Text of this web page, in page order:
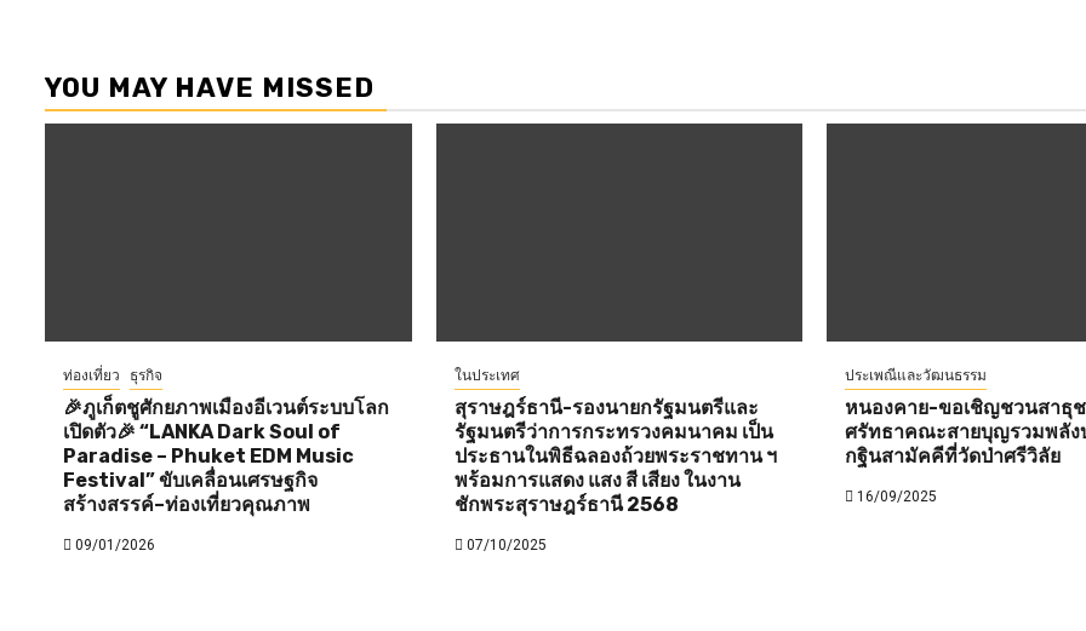
YOU MAY HAVE MISSED
ท่องเที่ยว ธุรกิจ
🎉ภูเก็ตชูศักยภาพเมืองอีเวนต์ระบบโลก
เปิดตัว🎉 “LANKA Dark Soul of
Paradise – Phuket EDM Music
Festival” ขับเคลื่อนเศรษฐกิจ
สร้างสรรค์–ท่องเที่ยวคุณภาพ
09/01/2026
ในประเทศ
สุราษฎร์ธานี-รองนายกรัฐมนตรีและ
รัฐมนตรีว่าการกระทรวงคมนาคม เป็น
ประธานในพิธีฉลองถ้วยพระราชทาน ฯ
พร้อมการแสดง แสง สี เสียง ในงาน
ชักพระสุราษฎร์ธานี 2568
07/10/2025
ประเพณีและวัฒนธรรม
หนองคาย-ขอเชิญชวนสาธุ
ศรัทธาคณะสายบุญรวมพลั
กฐินสามัคคีที่วัดป่าศรีวิลัย
16/09/2025